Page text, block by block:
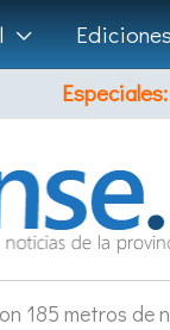
Especiales:
185 metros de